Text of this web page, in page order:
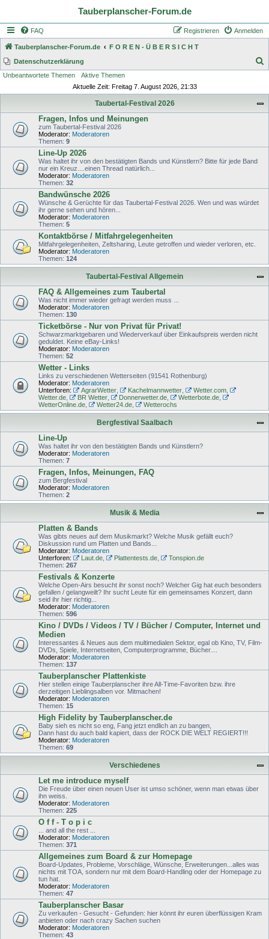
Tauberplanscher-Forum.de
FAQ Anmelden
Registrieren
Tauberplanscher-Forum.de
F O R E N - Ü B E R S I C H T
Datenschutzerklärung
Unbeantwortete Themen
Aktive Themen
Aktuelle Zeit: Freitag 7. August 2026, 21:33
Taubertal-Festival 2026
Fragen, Infos und Meinungen
zum Taubertal-Festival 2026
Moderator: Moderatoren
Themen: 9
Line-Up 2026
Was haltet ihr von den bestätigten Bands und Künstlern? Bitte für jede Band
nur ein Kreuz....einen Thread natürlich...
Moderator: Moderatoren
Themen: 32
Bandwünsche 2026
Wünsche & Gerüchte für das Taubertal-Festival 2026. Wen und was würdet
ihr gerne sehen und hören...
Moderator: Moderatoren
Themen: 5
Kontaktbörse / Mitfahrgelegenheiten
Mitfahrgelegenheiten, Zeltsharing, Leute getroffen und wieder verloren, etc.
Moderator: Moderatoren
Themen: 124
Taubertal-Festival Allgemein
FAQ & Allgemeines zum Taubertal
Was nicht immer wieder gefragt werden muss ...
Moderator: Moderatoren
Themen: 130
Ticketbörse - Nur von Privat für Privat!
Schwarzmarktgebaren und Wiederverkauf über Einkaufspreis werden nicht
geduldet. Keine eBay-Links!
Moderator: Moderatoren
Themen: 52
Wetter - Links
Links zu verschiedenen Wetterseiten (91541 Rothenburg)
Moderator: Moderatoren
Unterforen:
AgrarWetter, Kachelmannwetter, Wetter.com,
Wetter.de
BR Wetter, Donnerwetter.de, Wetterbote.de,
WetterOnline.de
Wetter24.de, Wetterochs
Bergfestival Saalbach
Line-Up
Was haltet ihr von den bestätigten Bands und Künstlern?
Moderator: Moderatoren
Themen: 7
Fragen, Infos, Meinungen, FAQ
zum Bergfestival
Moderator: Moderatoren
Themen: 2
Musik & Media
Platten & Bands
Was gibts neues auf dem Musikmarkt? Welche Musik gefällt euch?
Diskussion rund um Platten und Bands...
Moderator: Moderatoren
Unterforen:
Laut.de, Plattentests.de,
Tonspion.de
Themen: 267
Festivals & Konzerte
Welche Open-Airs besucht ihr sonst noch? Welcher Gig hat euch besonders
gefallen / gelangweilt? Ihr sucht Leute für ein gemeinsames Konzert, dann
seid ihr hier richtig...
Moderator: Moderatoren
Themen: 596
Kino / DVDs / Videos / TV / Bücher / Computer, Internet und
Medien
Interessantes & Neues aus dem multimedialen Sektor, egal ob Kino, TV, Film-
DVDs, Spiele, Internetseiten, Computerprogramme, Bücher....
Moderator: Moderatoren
Themen: 137
Tauberplanscher Plattenkiste
Hier stellen einige Tauberplanscher ihre All-Time-Favoriten bzw. ihre
derzeitigen Lieblingsalben vor. Mitmachen!
Moderator: Moderatoren
Themen: 15
High Fidelity by Tauberplanscher.de
Baby sieh es nicht so eng, Fang jetzt endlich an zu bangen,
Dann hast du auch bald kapiert, dass der ROCK DIE WELT REGIERT!!!
Moderator: Moderatoren
Themen: 69
Verschiedenes
Let me introduce myself
Die Freude über einen neuen User ist umso schöner, wenn man etwas über
ihn weiss.
Moderator: Moderatoren
Themen: 225
O f f - T o p i c
... and all the rest ...
Moderator: Moderatoren
Themen: 371
Allgemeines zum Board & zur Homepage
Board-Updates, Probleme, Vorschläge, Wünsche, Erweiterungen...alles was
nichts mit TOA, sondern nur mit dem Board-Handling oder der Homepage zu
tun hat.
Moderator: Moderatoren
Themen: 47
Tauberplanscher Basar
Zu verkaufen - Gesucht - Gefunden: hier könnt ihr euren überflüssigen Kram
anbieten oder nach crazy Sachen suchen
Moderator: Moderatoren
Themen: 43